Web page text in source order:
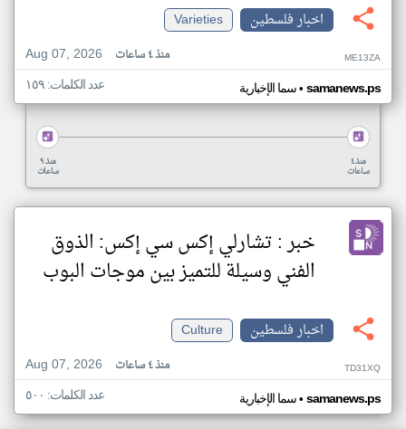
اخبار فلسطين
Varieties
Aug 07, 2026
منذ ٤ ساعات ME13ZA
سما الإخبارية• samanews.ps عدد الكلمات: ١٥٩
منذ ٩
ساعات
منذ ٤
ساعات
خبر : تشارلي إكس سي إكس: الذوق
الفني وسيلة للتميز بين موجات البوب
اخبار فلسطين
Culture
Aug 07, 2026
منذ ٤ ساعات TD31XQ
سما الإخبارية• samanews.ps عدد الكلمات: ٥٠٠